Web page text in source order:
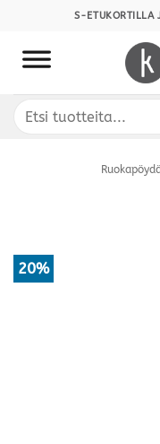
content
S-ETUKORTILLA
Etsi:
20%